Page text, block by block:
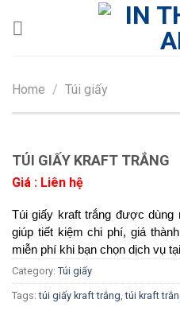
Home / Túi giấy
TÚI GIẤY KRAFT TRẮNG
Giá : Liên hệ
Túi giấy kraft trắng được dùng
giúp tiết kiệm chi phí, giá
miễn phí khi bạn chọn dịch vụ
Category: Túi giấy
Tags:túi giấy kraft trắng ,túi kraft